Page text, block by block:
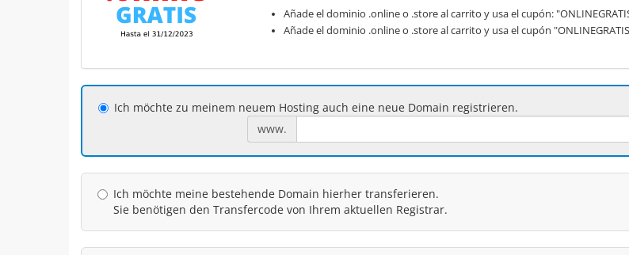
Añade el dominio .online o .store al carrito y usa el cupón:
Añade el dominio .online o .store al carrito y usa el cupón
Ich möchte zu meinem neuem Hosting auch eine neue Domain registrieren.
www.
Ich möchte meine bestehende Domain hierher transferieren.
Sie benötigen den Transfercode von Ihrem aktuellen Registrar.